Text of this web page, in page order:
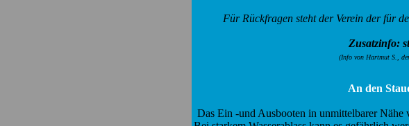
Für Rückfragen steht der Verein der für
Zusatzinfo:
(Info von Hartmut S.,
An den
Das Ein -und Ausbooten in unmittelbarer Nähe